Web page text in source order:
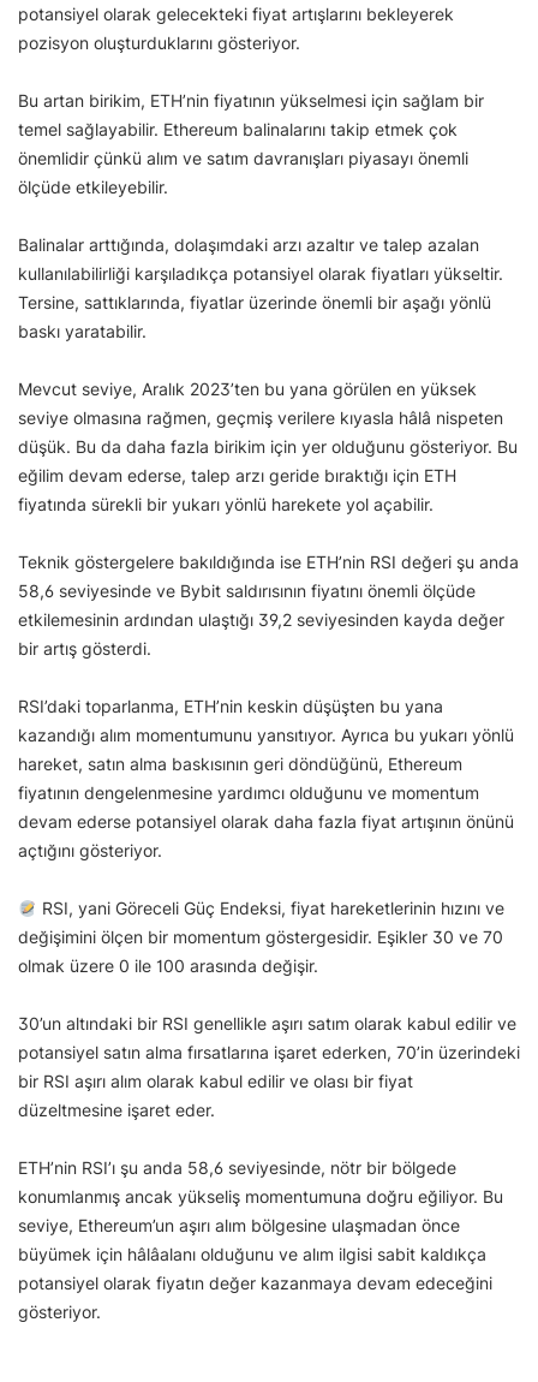
potansiyel olarak gelecekteki fiyat artışlarını bekleyerek
pozisyon oluşturduklarını gösteriyor.
Bu artan birikim, ETH’nin fiyatının yükselmesi için sağlam bir
temel sağlayabilir. Ethereum balinalarını takip etmek çok
önemlidir çünkü alım ve satım davranışları piyasayı önemli
ölçüde etkileyebilir.
Balinalar arttığında, dolaşımdaki arzı azaltır ve talep azalan
kullanılabilirliği karşıladıkça potansiyel olarak fiyatları yükseltir.
Tersine, sattıklarında, fiyatlar üzerinde önemli bir aşağı yönlü
baskı yaratabilir.
Mevcut seviye, Aralık 2023’ten bu yana görülen en yüksek
seviye olmasına rağmen, geçmiş verilere kıyasla hâlâ nispeten
düşük. Bu da daha fazla birikim için yer olduğunu gösteriyor. Bu
eğilim devam ederse, talep arzı geride bıraktığı için ETH
fiyatında sürekli bir yukarı yönlü harekete yol açabilir.
Teknik göstergelere bakıldığında ise ETH’nin RSI değeri şu anda
58,6 seviyesinde ve Bybit saldırısının fiyatını önemli ölçüde
etkilemesinin ardından ulaştığı 39,2 seviyesinden kayda değer
bir artış gösterdi.
RSI’daki toparlanma, ETH’nin keskin düşüşten bu yana
kazandığı alım momentumunu yansıtıyor. Ayrıca bu yukarı yönlü
hareket, satın alma baskısının geri döndüğünü, Ethereum
fiyatının dengelenmesine yardımcı olduğunu ve momentum
devam ederse potansiyel olarak daha fazla fiyat artışının önünü
açtığını gösteriyor.
RSI, yani Göreceli Güç Endeksi, fiyat hareketlerinin hızını ve
değişimini ölçen bir momentum göstergesidir. Eşikler 30 ve 70
olmak üzere 0 ile 100 arasında değişir.
30’un altındaki bir RSI genellikle aşırı satım olarak kabul edilir ve
potansiyel satın alma fırsatlarına işaret ederken, 70’in üzerindeki
bir RSI aşırı alım olarak kabul edilir ve olası bir fiyat
düzeltmesine işaret eder.
ETH’nin RSI’ı şu anda 58,6 seviyesinde, nötr bir bölgede
konumlanmış ancak yükseliş momentumuna doğru eğiliyor. Bu
seviye, Ethereum’un aşırı alım bölgesine ulaşmadan önce
büyümek için hâlâalanı olduğunu ve alım ilgisi sabit kaldıkça
potansiyel olarak fiyatın değer kazanmaya devam edeceğini
gösteriyor.